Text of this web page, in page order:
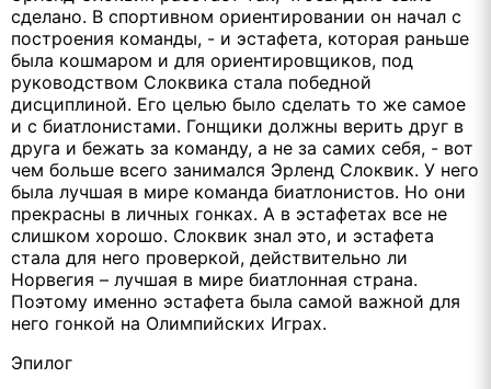
сделано. В спортивном ориентировании он начал с
построения команды, - и эстафета, которая раньше
была кошмаром и для ориентировщиков, под
руководством Слоквика стала победной
дисциплиной. Его целью было сделать то же самое
и с биатлонистами. Гонщики должны верить друг в
друга и бежать за команду, а не за самих себя, - вот
чем больше всего занимался Эрленд Слоквик. У него
была лучшая в мире команда биатлонистов. Но они
прекрасны в личных гонках. А в эстафетах все не
слишком хорошо. Слоквик знал это, и эстафета
стала для него проверкой, действительно ли
Норвегия – лучшая в мире биатлонная страна.
Поэтому именно эстафета была самой важной для
него гонкой на Олимпийских Играх.
Эпилог